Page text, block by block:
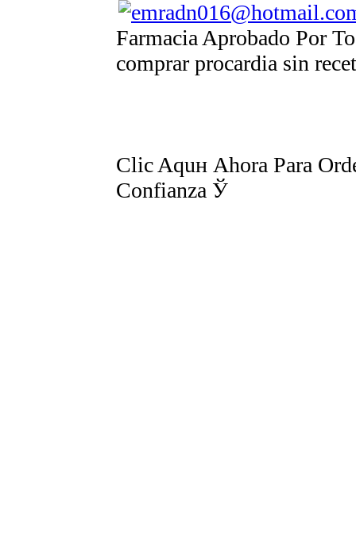
Farmacia Aprobado Por
comprar procardia sin
Clic Aquн Ahora Para
Confianza Ў